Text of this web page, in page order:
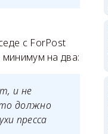
с ForPost
на два:
и не
должно
пресса